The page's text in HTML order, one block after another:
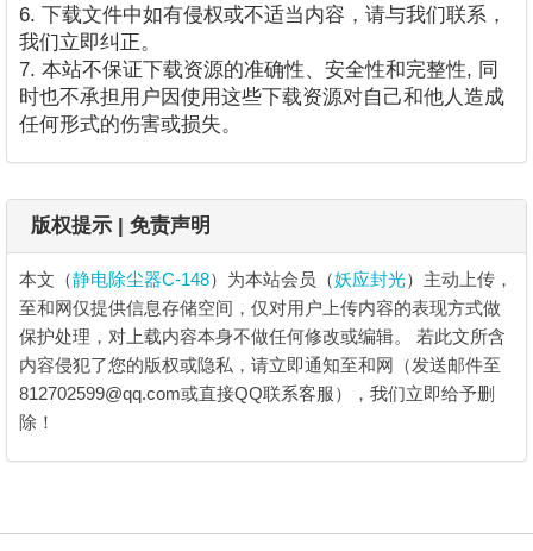
6. 下载文件中如有侵权或不适当内容，请与我们联系，
我们立即纠正。
7. 本站不保证下载资源的准确性、安全性和完整性, 同
时也不承担用户因使用这些下载资源对自己和他人造成
任何形式的伤害或损失。
版权提示 | 免责声明
本文（静电除尘器C-148）为本站会员（妖应封光）主动上传，
至和网仅提供信息存储空间，仅对用户上传内容的表现方式做
保护处理，对上载内容本身不做任何修改或编辑。 若此文所含
内容侵犯了您的版权或隐私，请立即通知至和网（发送邮件至
812702599@qq.com或直接QQ联系客服），我们立即给予删
除！